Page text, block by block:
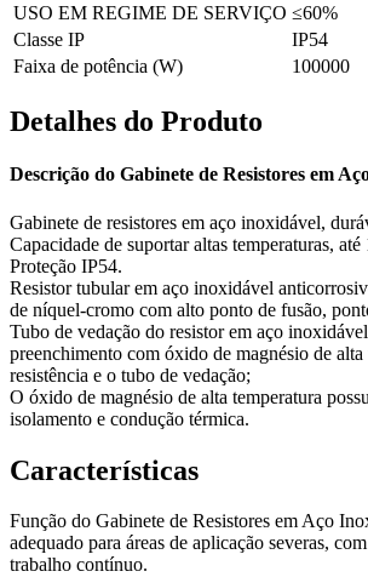
USO EM REGIME DE SERVIÇO ≤60%
Classe IP
IP54
Faixa de potência (W)
100000
Detalhes do Produto
Descrição do Gabinete de Resistores em
Gabinete de resistores em aço inoxidável,
Capacidade de suportar altas temperaturas, até
Proteção IP54.
Resistor tubular em aço inoxidável
de níquel-cromo com alto ponto de fusão,
Tubo de vedação do resistor em aço
preenchimento com óxido de magnésio de alta
resistência e o tubo de vedação;
O óxido de magnésio de alta temperatura
isolamento e condução térmica.
Características
Função do Gabinete de Resistores em Aço
adequado para áreas de aplicação severas,
trabalho contínuo.